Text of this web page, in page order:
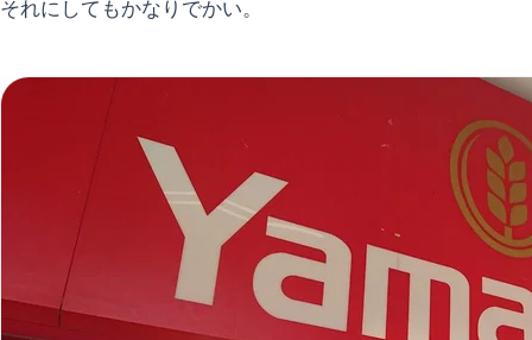
それにしてもかなりでかい。